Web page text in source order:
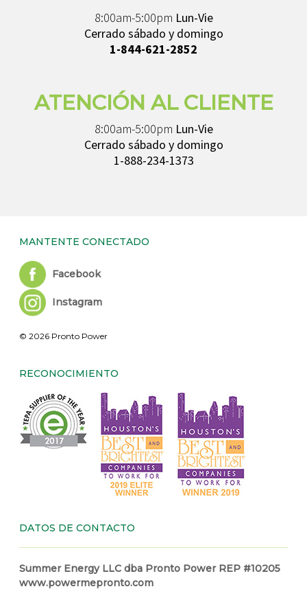
8:00am-5:00pm Lun-Vie
Cerrado sábado y domingo
1-844-621-2852
ATENCIÓN AL CLIENTE
8:00am-5:00pm Lun-Vie
Cerrado sábado y domingo
1-888-234-1373
MANTENTE CONECTADO
Facebook
Instagram
© 2026 Pronto Power
RECONOCIMIENTO
DATOS DE CONTACTO
Summer Energy LLC dba Pronto Power REP #10205
www.powermepronto.com